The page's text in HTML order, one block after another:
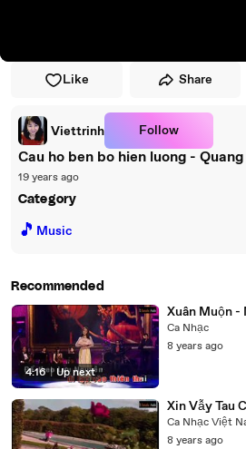
Like Share
Viettrinh Follow
Cau ho ben bo hien luong -
19 years ago
Category
🎵 Music
Recommended
4:16 | Up next
Xuân Muộn -
Ca Nhạc
8 years ago
Xin Vẫy Tau
Ca Nhạc Việt
8 years ago